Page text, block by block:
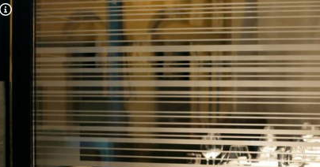
Copyright-Hinweis öffnen/schließen